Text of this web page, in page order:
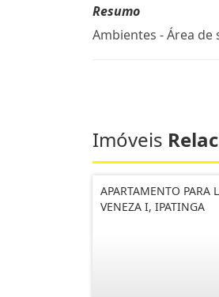
Resumo
Ambientes - Área de
Imóveis
APARTAMENTO PARA
VENEZA I, IPATINGA